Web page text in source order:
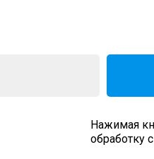
Нажимая
обработку